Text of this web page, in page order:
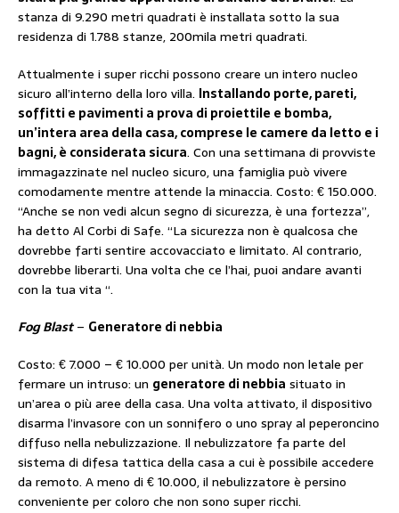
stanza di 9.290 metri quadrati è installata sotto la sua
residenza di 1.788 stanze, 200mila metri quadrati.
Attualmente i super ricchi possono creare un intero nucleo
sicuro all’interno della loro villa. Installando porte, pareti,
soffitti e pavimenti a prova di proiettile e bomba,
un’intera area della casa, comprese le camere da letto e i
bagni, è considerata sicura. Con una settimana di provviste
immagazzinate nel nucleo sicuro, una famiglia può vivere
comodamente mentre attende la minaccia. Costo: € 150.000.
“Anche se non vedi alcun segno di sicurezza, è una fortezza”,
ha detto Al Corbi di Safe. “La sicurezza non è qualcosa che
dovrebbe farti sentire accovacciato e limitato. Al contrario,
dovrebbe liberarti. Una volta che ce l’hai, puoi andare avanti
con la tua vita “.
Fog Blast– Generatore di nebbia
Costo: € 7.000 – € 10.000 per unità. Un modo non letale per
fermare un intruso: un generatore di nebbia situato in
un’area o più aree della casa. Una volta attivato, il dispositivo
disarma l’invasore con un sonnifero o uno spray al peperoncino
diffuso nella nebulizzazione. Il nebulizzatore fa parte del
sistema di difesa tattica della casa a cui è possibile accedere
da remoto. A meno di € 10.000, il nebulizzatore è persino
conveniente per coloro che non sono super ricchi.